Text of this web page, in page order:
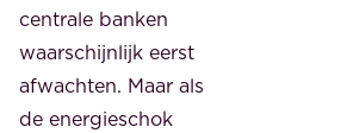
centrale banken
waarschijnlijk eerst
afwachten. Maar als
de energieschok